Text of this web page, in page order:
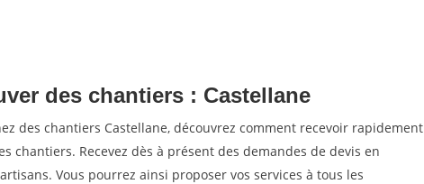
des chantiers : Castellane
des chantiers Castellane, découvrez comment recevoir rapidement
chantiers. Recevez dès à présent des demandes de devis en
Vous pourrez ainsi proposer vos services à tous les